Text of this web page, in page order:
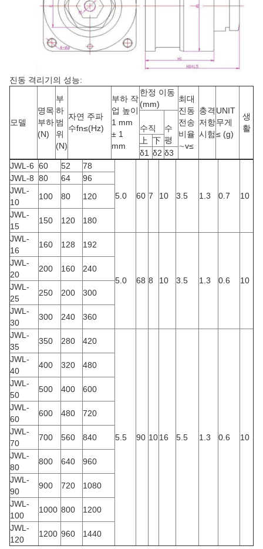
진동 격리기의 성능:
모델
명목
부하
(N)
부
하
범
위
(N)
자연 주파
수fn≤(Hz)
부하 작
업 높이
1 mm
± 1
mm
한정 이동
(mm)
최대
진동
전송
비율
∼v≤
충격
저항
시험
UNIT
무게
≤ (g)
생
활
수직
수
평
上
下
δ1 δ2 δ3
JWL-6 60 52 78
5.0 60 7 10 3.5 1.3 0.7 10
JWL-8 80 64
96
JWL-
10
100 80
120
JWL-
15
150 120
180
JWL-
16
160 128 192
5.0 68 8 10 3.5 1.3 0.6 10
JWL-
20
200 160
240
JWL-
25
250 200
300
JWL-
30
300 240
360
JWL-
35
350 280 420
5.5 90 1016 5.5 1.3 0.6 10
JWL-
40
400 320
480
JWL-
50
500 400
600
JWL-
60
600 480
720
JWL-
70
700 560
840
JWL-
80
800 640
960
JWL-
90
900 720
1080
JWL-
100
1000 800
1200
JWL-
120
1200 960 1440